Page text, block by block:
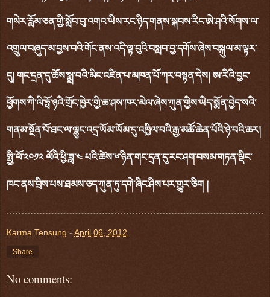
གསེར་རློམ་ཅན་གྱི་སློབ་བུ་འགའ་ཡིས་རང་ཉིད་གནས་སྐབས་རིང་ཨེ་ཤའི་སོགས་ལ་
འགྲུལ་བཞུད་མ་བྱས་བའི་གོང་ནས་འདི་ལྟ་བུའི་བསླབ་བྱ་དགོས་ཞེས་བསྐུལ་མ་ལྟར་
དུ། གང་དྲན་དུ་ཆོས་སྨྲ་བའི་མིང་འཛིན་པ་མཁན་པོ་ཀར་བསྟན་དེས། ཨ་རིའི་བྱང་
ཕྱོགས་ཀི་ལི་ཧྥོ་ཉའི་གྲོང་ཁྱེར་གྱི་ཆ་ཤས་ཁར་མེལ་ཞེས་ཀུན་གྱིས་ཡིད་སྨོན་བྱེད་སའི་
གནམ་སྔོན་པོ་ཐང་ལ་ལྷུང་འདྲ་ཡོམ་ཡོམ་དུ་འཁྱིལ་བའི་རྒྱ་མཚོ་ཆེན་པོའི་ཉེ་བའི་ཆར།
སྤྱི་ལོ་༢༠༡༢ ལོའི་ཕྱི་ཟླ་༤ པའི་ཚེས་༦་ཉིན་གང་དྲན་དུ་རང་ཤག་བསམ་གཏན་ལྡིང་
ཁང་ནས་བྲིས་པས་ཐམས་ཅད་ཀུན་ཏུ་དགེ་ཞིང་ཤིས་པར་གྱུར་ཅིག །
Karma Tensung - April 06, 2012
Share
No comments: